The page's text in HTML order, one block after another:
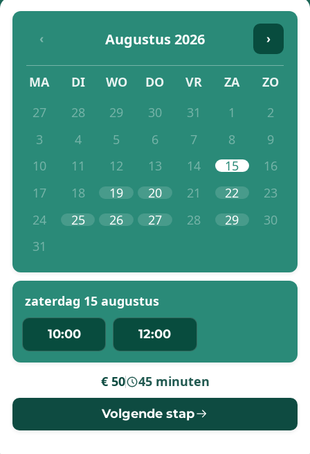
‹ Augustus 2026 ›
MA DI WO DO VR ZA
ZO
27
28 29 30 31 1
2
3
4 5 6 7 8
9
10
11 12 13 14 15
16
17
18 19 20 21 22
23
24
25 26 27 28 29
30
31
zaterdag 15 augustus
10:00 12:00
€ 50- 45 minuten
Volgende stap